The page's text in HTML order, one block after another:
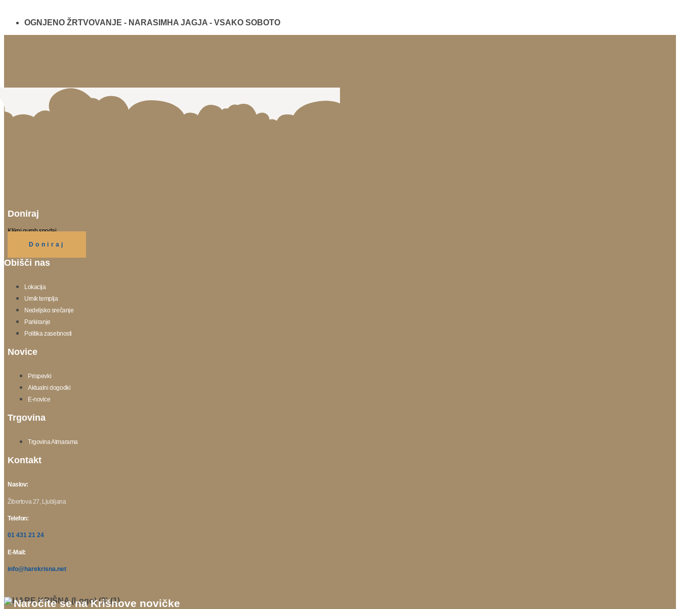
OGNJENO ŽRTVOVANJE - NARASIMHA JAGJA - VSAKO SOBOTO
Doniraj
Klikni gumb spodaj.
Doniraj
Obišči nas
Lokacija
Urnik templja
Nedeljsko srečanje
Parkiranje
Politika zasebnosti
Novice
Prispevki
Aktualni dogodki
E-novice
Trgovina
Trgovina Atmarama
Kontakt
Naslov:
Žibertova 27, Ljubljana
Telefon:
01 431 21 24
E-Mail:
info@harekrisna.net
Naročite se na Krišnove novičke